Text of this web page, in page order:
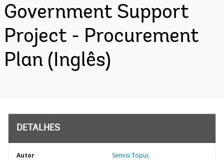
Government Support
Project - Procurement
Plan (Inglês)
DETALHES
Autor Semisi Topui;